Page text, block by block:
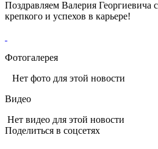
Поздравляем Валерия
крепкого и успехов в карьере!
Фотогалерея
Нет фото для этой новости
Видео
Нет видео для этой новости
Поделиться в соцсетях